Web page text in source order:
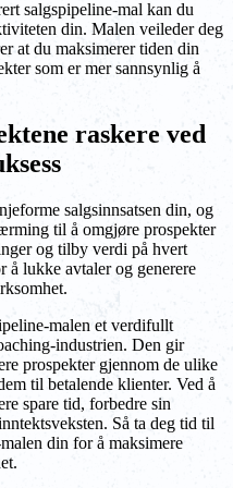
salgspipeline-mal kan du
din. Malen veileder deg
at du maksimerer tiden din
som er mer sannsynlig å
raskere ved
salgsinnsatsen din, og
til å omgjøre prospekter
og tilby verdi på hvert
å lukke avtaler og generere
malen et verdifullt
industrien. Den gir
prospekter gjennom de ulike
til betalende klienter. Ved å
spare tid, forbedre sin
Så ta deg tid til
din for å maksimere